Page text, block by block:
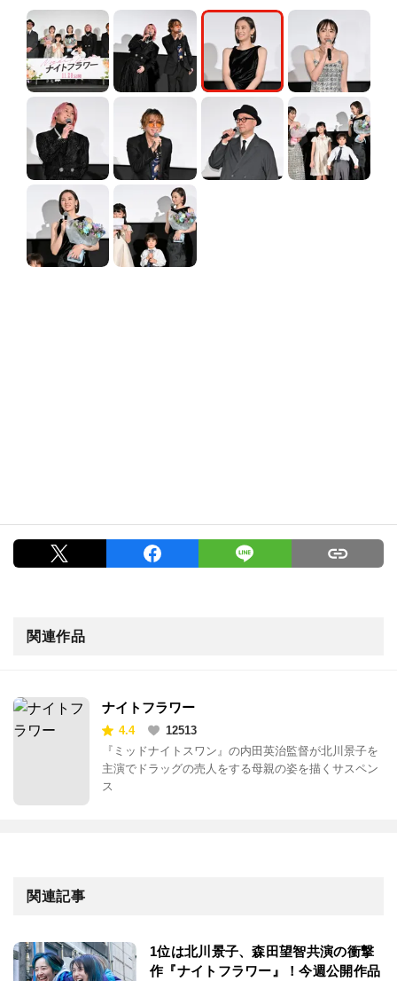
関連作品
ナイトフラワー
4.4
12513
『ミッドナイトスワン』の内田英治監督が北川景子を
主演でドラッグの売人をする母親の姿を描くサスペン
ス
関連記事
1位は北川景子、森田望智共演の衝撃
作『ナイトフラワー』！今週公開作品